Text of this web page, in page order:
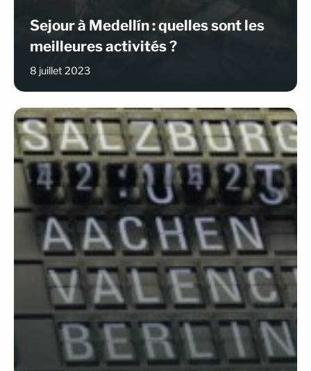
Sejour à Medellín : quelles sont les
meilleures activités ?
8 juillet 2023